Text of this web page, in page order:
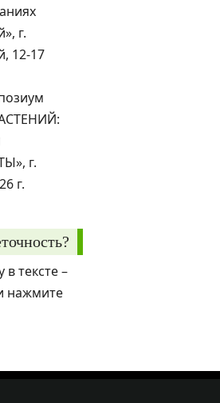
г.
12-17
г.
г.
тексте –
нажмите